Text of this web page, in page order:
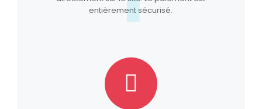
entièrement sécurisé.